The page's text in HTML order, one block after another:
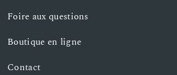
Foire aux questions
Boutique en ligne
Contact